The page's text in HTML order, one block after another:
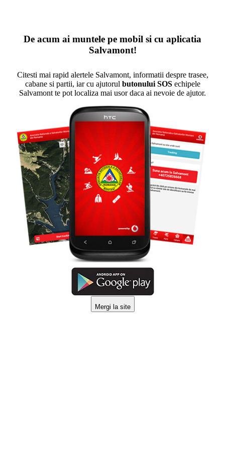
De acum ai muntele pe mobil si cu aplicatia
Salvamont!
Citesti mai rapid alertele Salvamont, informatii despre trasee,
cabane si partii, iar cu ajutorul butonului SOSechipele
Salvamont te pot localiza mai usor daca ai nevoie de ajutor.
Mergi la site